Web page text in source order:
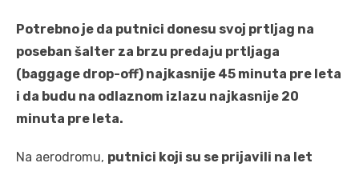
Potrebno je da putnici donesu svoj prtljag na
poseban šalter za brzu predaju prtljaga
(baggage drop-off) najkasnije 45 minuta pre leta
i da budu na odlaznom izlazu najkasnije 20
minuta pre leta.
Na aerodromu, putnici koji su se prijavili na let